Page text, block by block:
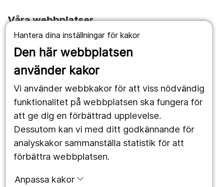
Hantera dina inställningar för kakor
Den här webbplatsen
använder kakor
Vi använder webbkakor för att viss nödvändig
funktionalitet på webbplatsen ska fungera för
att ge dig en förbättrad upplevelse.
Dessutom kan vi med ditt godkännande för
analyskakor sammanställa statistik för att
förbättra webbplatsen.
Anpassa kakor
Våra webbplatser
1177.se
Länstrafiken
Utveckling
Följ oss
Facebook